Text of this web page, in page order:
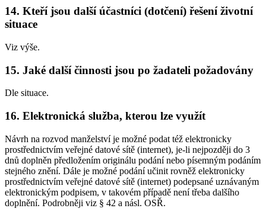
14. Kteří jsou další účastníci (dotčení) řešení životní
situace
Viz výše.
15. Jaké další činnosti jsou po žadateli požadovány
Dle situace.
16. Elektronická služba, kterou lze využít
Návrh na rozvod manželství je možné podat též elektronicky
prostřednictvím veřejné datové sítě (internet), je-li nejpozději do 3
dnů doplněn předložením originálu podání nebo písemným podáním
stejného znění. Dále je možné podání učinit rovněž elektronicky
prostřednictvím veřejné datové sítě (internet) podepsané uznávaným
elektronickým podpisem, v takovém případě není třeba dalšího
doplnění. Podrobněji viz § 42 a násl. OSŘ.